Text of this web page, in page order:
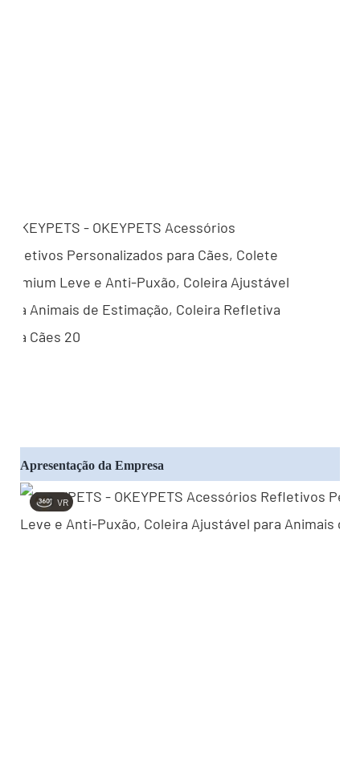
Apresentação da Empresa
VR